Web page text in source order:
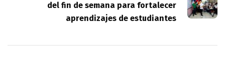
del fin de semana para fortalecer
aprendizajes de estudiantes